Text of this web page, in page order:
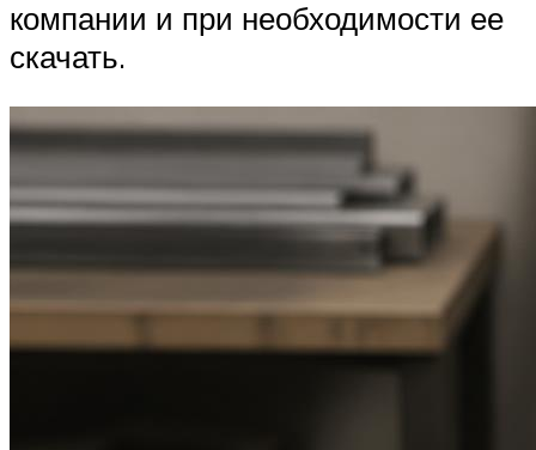
компании и при необходимости ее
скачать.